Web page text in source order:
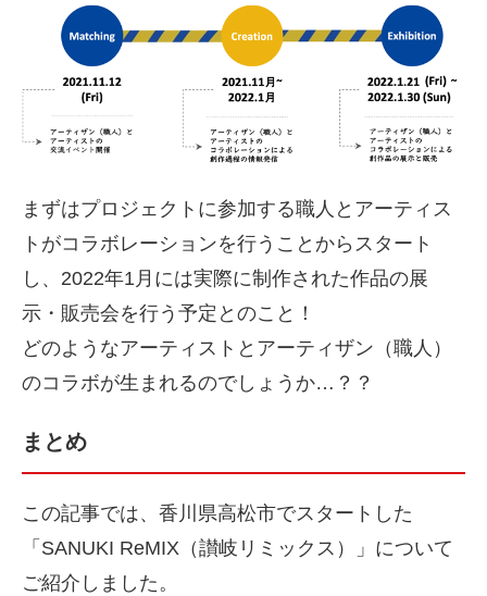
まずはプロジェクトに参加する職人とアーティス
トがコラボレーションを行うことからスタート
し、2022年1月には実際に制作された作品の展
示・販売会を行う予定とのこと！
どのようなアーティストとアーティザン（職人）
のコラボが生まれるのでしょうか…？？
まとめ
この記事では、香川県高松市でスタートした
「SANUKI ReMIX（讃岐リミックス）」について
ご紹介しました。